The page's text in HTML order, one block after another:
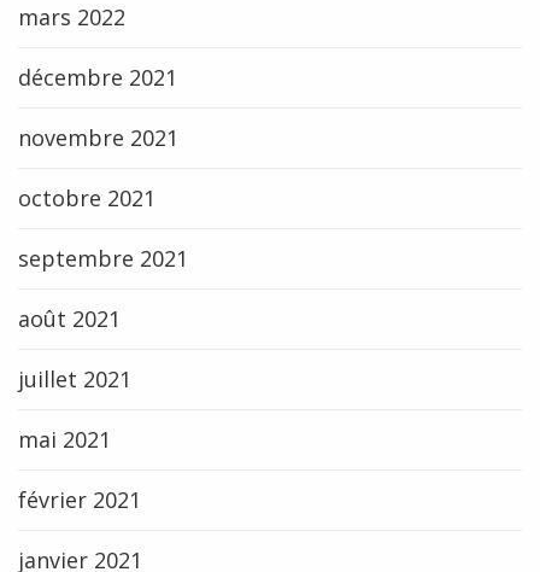
mars 2022
décembre 2021
novembre 2021
octobre 2021
septembre 2021
août 2021
juillet 2021
mai 2021
février 2021
janvier 2021